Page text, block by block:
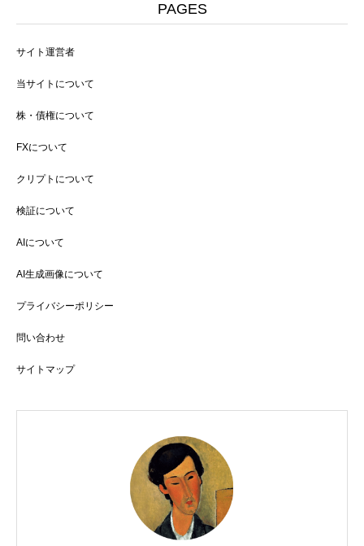
PAGES
サイト運営者
当サイトについて
株・債権について
FXについて
クリプトについて
検証について
AIについて
AI生成画像について
プライバシーポリシー
問い合わせ
サイトマップ